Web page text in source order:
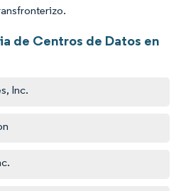
de Centros de Datos en
Inc.